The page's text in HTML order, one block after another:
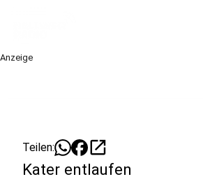
Anzeige
Teilen: open_in_new
Kater entlaufen